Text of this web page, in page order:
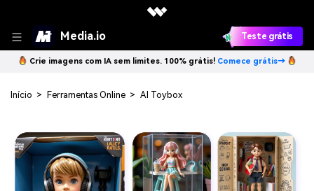
Media.io Teste grátis
Crie imagens com IA sem limites. 100% grátis! Comece grátis→
Início > Ferramentas Online > AI Toybox